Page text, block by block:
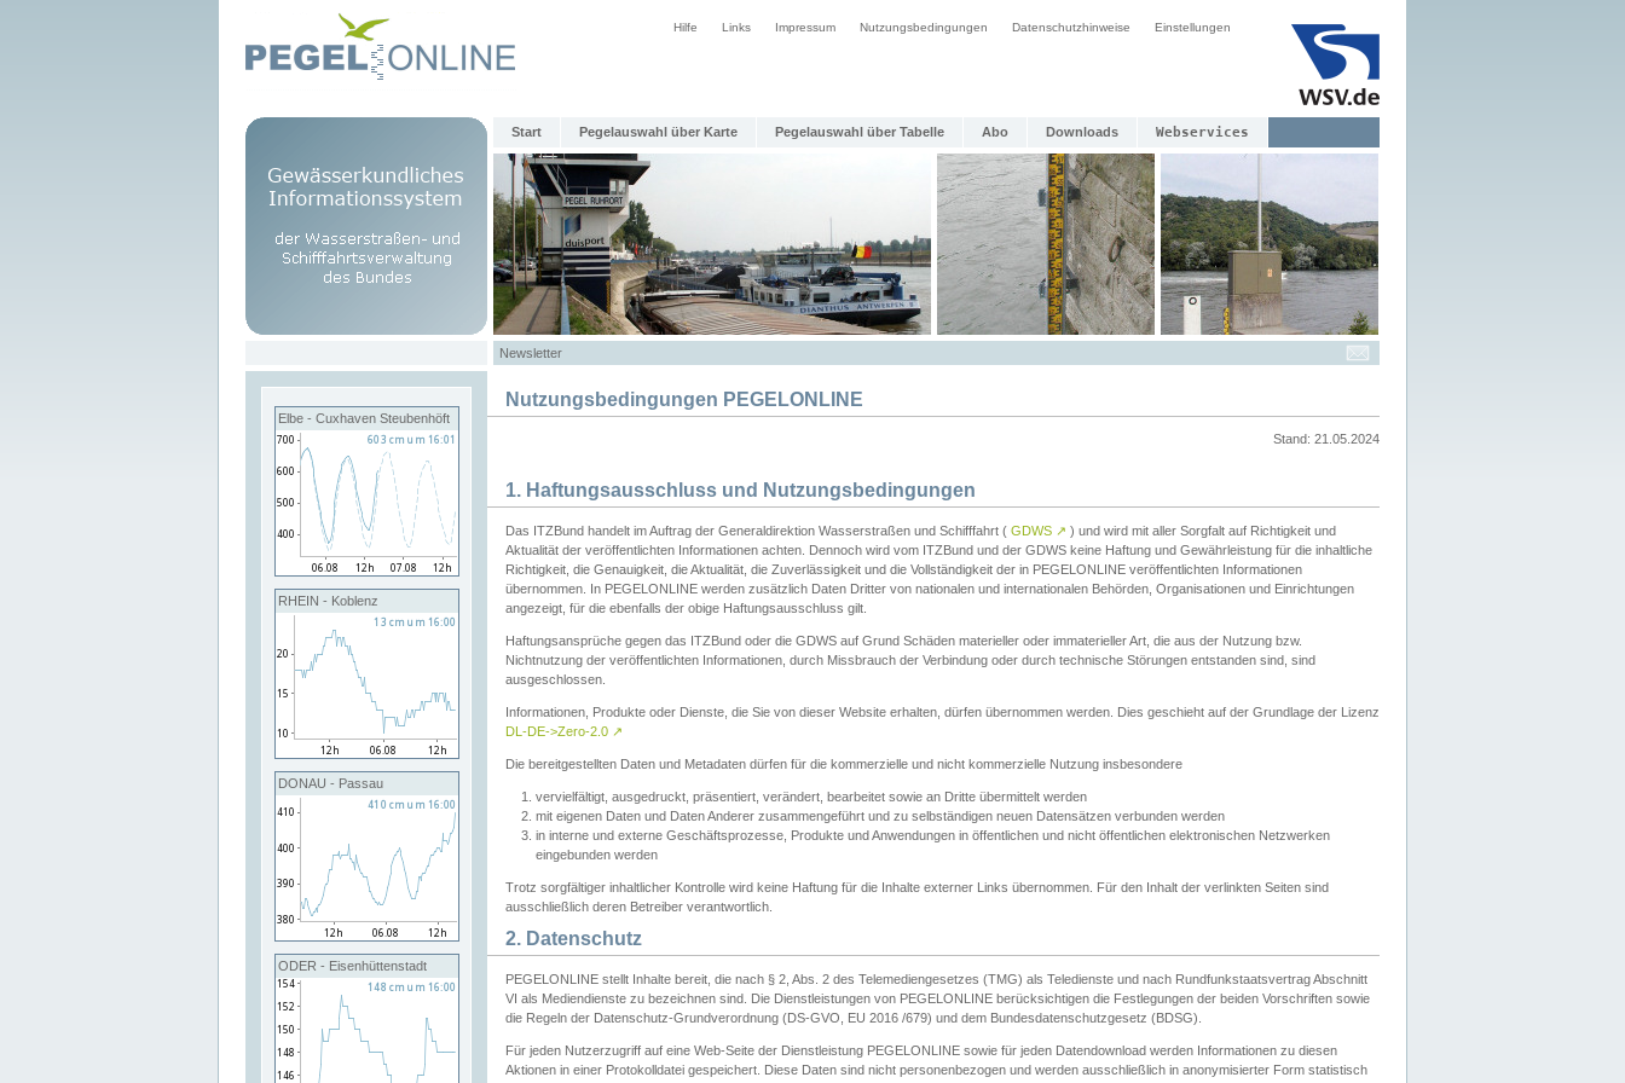
Hilfe Links Impressum Nutzungsbedingungen Datenschutzhinweise Einstellungen
Start Pegelauswahl über Karte Pegelauswahl über Tabelle Abo Downloads Webservices
Newsletter
Elbe - Cuxhaven Steubenhöft
RHEIN - Koblenz
DONAU - Passau
ODER - Eisenhüttenstadt
Nutzungsbedingungen PEGELONLINE
Stand: 21.05.2024
1. Haftungsausschluss und Nutzungsbedingungen
Das ITZBund handelt im Auftrag der Generaldirektion Wasserstraßen und Schifffahrt ( GDWS ↗ ) und wird mit aller Sorgfalt auf Richtigkeit und
Aktualität der veröffentlichten Informationen achten. Dennoch wird vom ITZBund und der GDWS keine Haftung und Gewährleistung für die inhaltliche
Richtigkeit, die Genauigkeit, die Aktualität, die Zuverlässigkeit und die Vollständigkeit der in PEGELONLINE veröffentlichten Informationen
übernommen. In PEGELONLINE werden zusätzlich Daten Dritter von nationalen und internationalen Behörden, Organisationen und Einrichtungen
angezeigt, für die ebenfalls der obige Haftungsausschluss gilt.
Haftungsansprüche gegen das ITZBund oder die GDWS auf Grund Schäden materieller oder immaterieller Art, die aus der Nutzung bzw.
Nichtnutzung der veröffentlichten Informationen, durch Missbrauch der Verbindung oder durch technische Störungen entstanden sind, sind
ausgeschlossen.
Informationen, Produkte oder Dienste, die Sie von dieser Website erhalten, dürfen übernommen werden. Dies geschieht auf der Grundlage der Lizenz
DL-DE->Zero-2.0 ↗
Die bereitgestellten Daten und Metadaten dürfen für die kommerzielle und nicht kommerzielle Nutzung insbesondere
vervielfältigt, ausgedruckt, präsentiert, verändert, bearbeitet sowie an Dritte übermittelt werden
mit eigenen Daten und Daten Anderer zusammengeführt und zu selbständigen neuen Datensätzen verbunden werden
in interne und externe Geschäftsprozesse, Produkte und Anwendungen in öffentlichen und nicht öffentlichen elektronischen Netzwerken
eingebunden werden
Trotz sorgfältiger inhaltlicher Kontrolle wird keine Haftung für die Inhalte externer Links übernommen. Für den Inhalt der verlinkten Seiten sind
ausschließlich deren Betreiber verantwortlich.
2. Datenschutz
PEGELONLINE stellt Inhalte bereit, die nach § 2, Abs. 2 des Telemediengesetzes (TMG) als Teledienste und nach Rundfunkstaatsvertrag Abschnitt
VI als Mediendienste zu bezeichnen sind. Die Dienstleistungen von PEGELONLINE berücksichtigen die Festlegungen der beiden Vorschriften sowie
die Regeln der Datenschutz-Grundverordnung (DS-GVO, EU 2016 /679) und dem Bundesdatenschutzgesetz (BDSG).
Für jeden Nutzerzugriff auf eine Web-Seite der Dienstleistung PEGELONLINE sowie für jeden Datendownload werden Informationen zu diesen
Aktionen in einer Protokolldatei gespeichert. Diese Daten sind nicht personenbezogen und werden ausschließlich in anonymisierter Form statistisch